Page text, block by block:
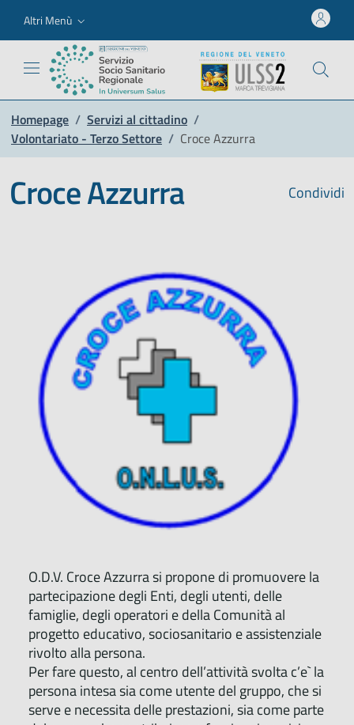
Altri Menù
Homepage / Servizi al cittadino /
Volontariato - Terzo Settore / Croce Azzurra
Condividi
Croce Azzurra
O.D.V. Croce Azzurra si propone di promuovere la
partecipazione degli Enti, degli utenti, delle
famiglie, degli operatori e della Comunità al
progetto educativo, sociosanitario e assistenziale
rivolto alla persona.
Per fare questo, al centro dell’attività svolta c’e` la
persona intesa sia come utente del gruppo, che si
serve e necessita delle prestazioni, sia come parte